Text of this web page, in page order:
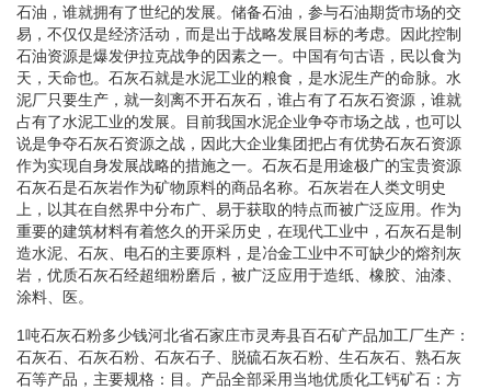
石油，谁就拥有了世纪的发展。储备石油，参与石油期货市场的交
易，不仅仅是经济活动，而是出于战略发展目标的考虑。因此控制
石油资源是爆发伊拉克战争的因素之一。中国有句古语，民以食为
天，天命也。石灰石就是水泥工业的粮食，是水泥生产的命脉。水
泥厂只要生产，就一刻离不开石灰石，谁占有了石灰石资源，谁就
占有了水泥工业的发展。目前我国水泥企业争夺市场之战，也可以
说是争夺石灰石资源之战，因此大企业集团把占有优势石灰石资源
作为实现自身发展战略的措施之一。石灰石是用途极广的宝贵资源
石灰石是石灰岩作为矿物原料的商品名称。石灰岩在人类文明史
上，以其在自然界中分布广、易于获取的特点而被广泛应用。作为
重要的建筑材料有着悠久的开采历史，在现代工业中，石灰石是制
造水泥、石灰、电石的主要原料，是冶金工业中不可缺少的熔剂灰
岩，优质石灰石经超细粉磨后，被广泛应用于造纸、橡胶、油漆、
涂料、医。
1吨石灰石粉多少钱河北省石家庄市灵寿县百石矿产品加工厂生产：
石灰石、石灰石粉、石灰石子、脱硫石灰石粉、生石灰石、熟石灰
石等产品，主要规格：目。产品全部采用当地优质化工钙矿石：方